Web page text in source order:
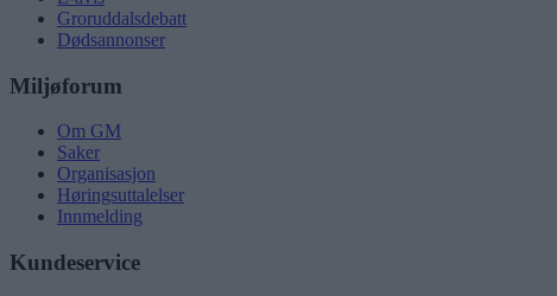
Groruddalsdebatt
Dødsannonser
Miljøforum
Om GM
Saker
Organisasjon
Høringsuttalelser
Innmelding
Kundeservice